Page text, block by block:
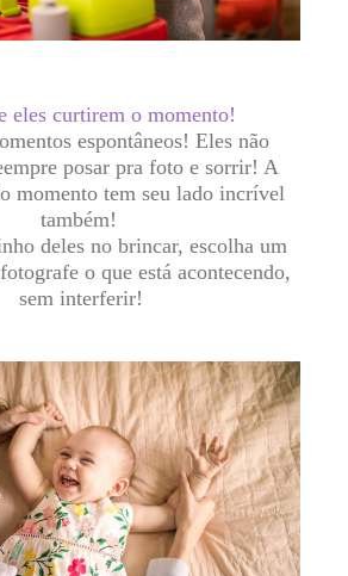
eles curtirem o momento!
espontâneos! Eles não
posar pra foto e sorrir! A
momento tem seu lado incrível
também!
deles no brincar, escolha um
o que está acontecendo,
sem interferir!